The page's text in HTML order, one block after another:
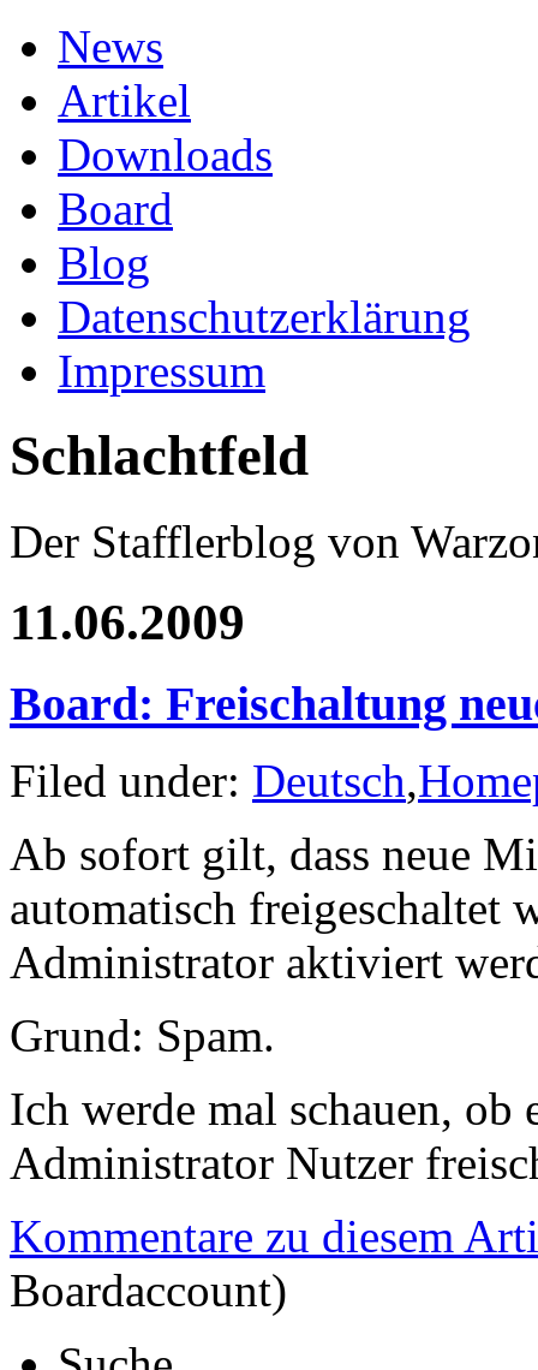
News
Artikel
Downloads
Board
Blog
Datenschutzerklärung
Impressum
Schlachtfeld
Der Stafflerblog von
11.06.2009
Board: Freischaltung
Filed under: Deutsch,
Ab sofort gilt, dass neue
automatisch freigeschaltet
Administrator aktiviert
Grund: Spam.
Ich werde mal schauen,
Administrator Nutzer
Kommentare zu diesem
Boardaccount)